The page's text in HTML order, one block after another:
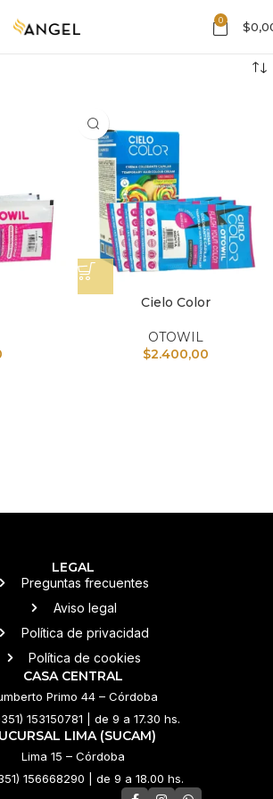
0 $
Cielo Color
OTOWIL
$2.400,00
LEGAL
Preguntas frecuentes
Aviso legal
Política de privacidad
Política de cookies
CASA CENTRAL
Primo 44 – Córdoba
153150781 | de 9 a 17.30 hs.
LIMA (SUCAM)
Lima 15 – Córdoba
156668290 | de 9 a 18.00 hs.